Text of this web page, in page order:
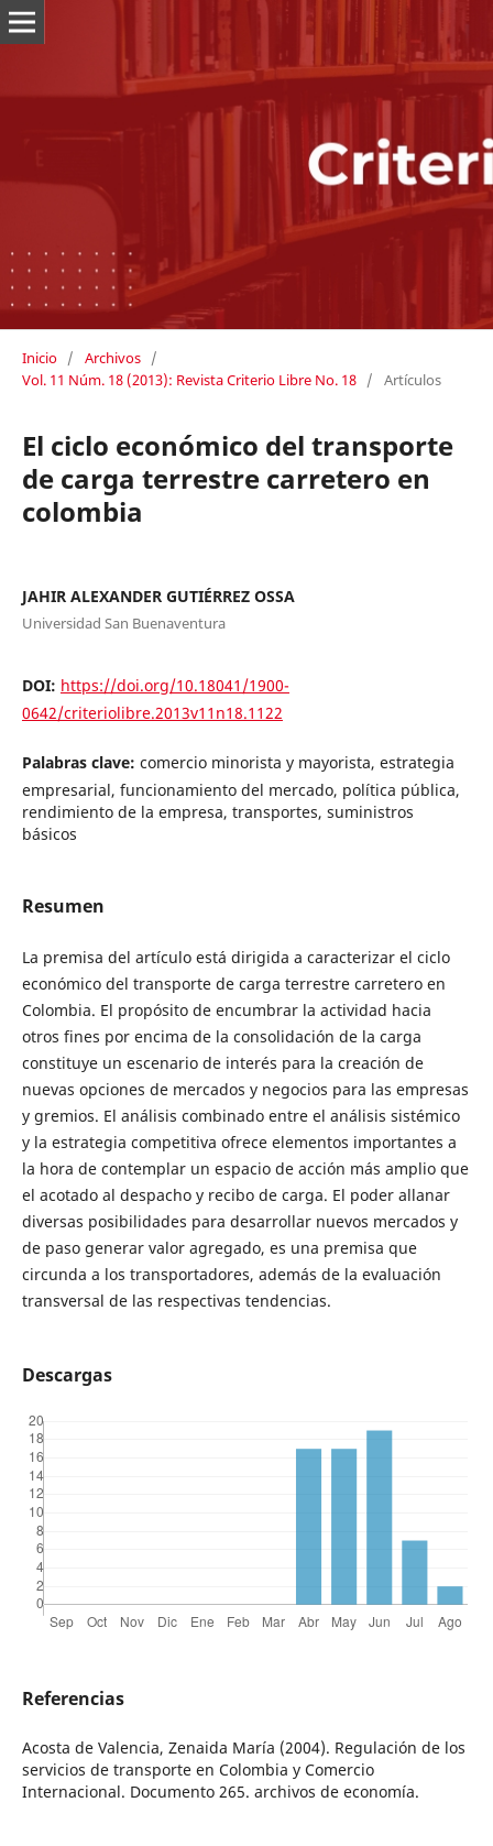
Inicio / Archivos /
Vol. 11 Núm. 18 (2013): Revista Criterio Libre No. 18 / Artículos
El ciclo económico del transporte
de carga terrestre carretero en
colombia
JAHIR ALEXANDER GUTIÉRREZ OSSA
Universidad San Buenaventura
DOI: https://doi.org/10.18041/1900-
0642/criteriolibre.2013v11n18.1122
Palabras clave: comercio minorista y mayorista, estrategia
empresarial, funcionamiento del mercado, política pública,
rendimiento de la empresa, transportes, suministros
básicos
Resumen
La premisa del artículo está dirigida a caracterizar el ciclo
económico del transporte de carga terrestre carretero en
Colombia. El propósito de encumbrar la actividad hacia
otros fines por encima de la consolidación de la carga
constituye un escenario de interés para la creación de
nuevas opciones de mercados y negocios para las empresas
y gremios. El análisis combinado entre el análisis sistémico
y la estrategia competitiva ofrece elementos importantes a
la hora de contemplar un espacio de acción más amplio que
el acotado al despacho y recibo de carga. El poder allanar
diversas posibilidades para desarrollar nuevos mercados y
de paso generar valor agregado, es una premisa que
circunda a los transportadores, además de la evaluación
transversal de las respectivas tendencias.
Descargas
Referencias
Acosta de Valencia, Zenaida María (2004). Regulación de los
servicios de transporte en Colombia y Comercio
Internacional. Documento 265. archivos de economía.